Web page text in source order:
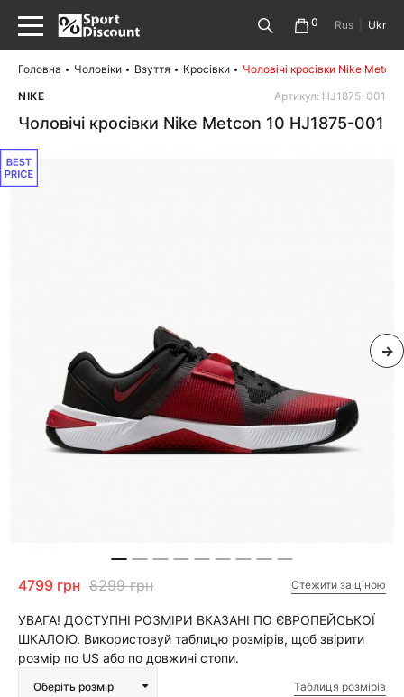
0 Rus Ukr
Головна Чоловіки Взуття Кросівки
Чоловічі кросівки Nike
NIKE
Артикул: HJ1875-001
Чоловічі кросівки Nike Metcon 10 HJ1875-001
4799 грн 8299 грн Стежити за ціною
УВАГА! ДОСТУПНІ РОЗМІРИ ВКАЗАНІ ПО ЄВРОПЕЙСЬКОЇ
ШКАЛОЮ. Використовуй таблицю розмірів, щоб звірити
розмір по US або по довжині стопи.
Оберіть розмір Таблиця розмірів